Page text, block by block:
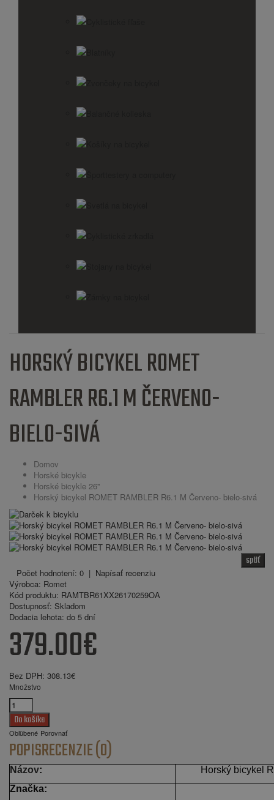
HORSKÝ BICYKEL ROMET
RAMBLER R6.1 M ČERVENO-
BIELO-SIVÁ
Domov
Horské bicykle
Horské bicykle 26''
Horský bicykel ROMET RAMBLER R6.1 M Červeno- bielo-sivá
späť
Počet hodnotení: 0 | Napísať recenziu
Výrobca: Romet
Kód produktu: RAMTBR61XX26170259OA
Dostupnosť: Skladom
Dodacia lehota: do 5 dní
379.00€
Bez DPH: 308.13€
Množstvo
Obľúbené Porovnať
POPISRECENZIE (0)
Názov:
Horský bicykel
Značka: